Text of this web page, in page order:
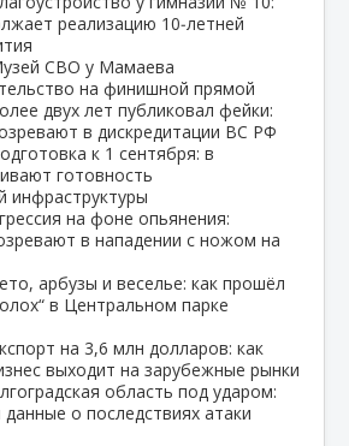
реализацию 10‑летней
СВО у Мамаева
на финишной прямой
двух лет публиковал фейки:
в дискредитации ВС РФ
к 1 сентября: в
готовность
инфраструктуры
на фоне опьянения:
в нападении с ножом на
арбузы и веселье: как прошёл
в Центральном парке
на 3,6 млн долларов: как
выходит на зарубежные рынки
область под ударом:
о последствиях атаки